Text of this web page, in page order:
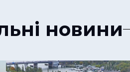
новини